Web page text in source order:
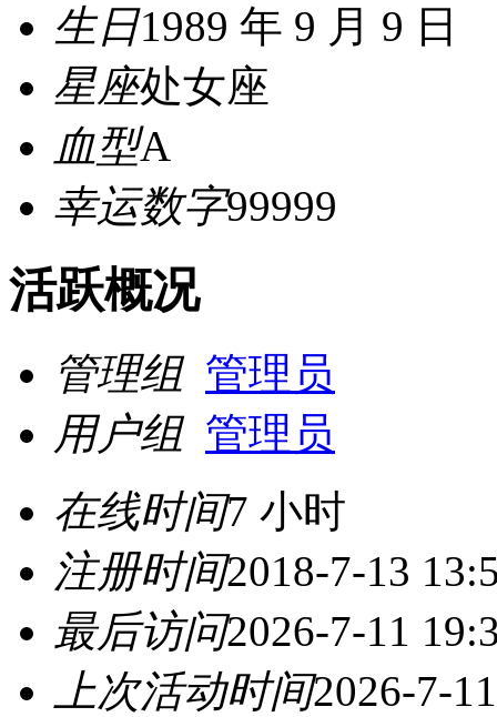
生日1989 年 9 月 9 日
星座处女座
血型A
幸运数字99999
活跃概况
管理组 管理员
用户组 管理员
在线时间7 小时
注册时间2018-7-13
最后访问2026-7-11
上次活动时间2026-7-